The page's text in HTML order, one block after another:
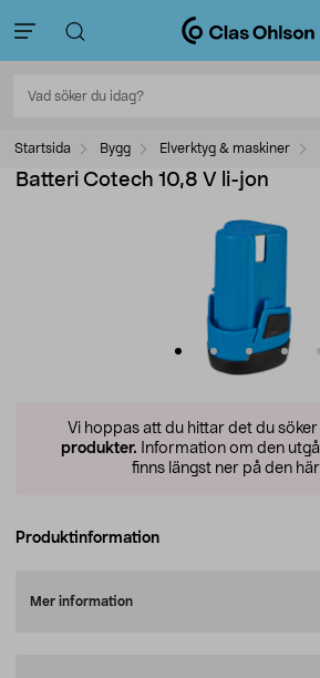
Startsida Bygg Elverktyg & maskiner
Batteri Cotech 10,8 V li-jon
Vi hoppas att du hittar det du
produkter. Information om den
finns längst ner på den
Produktinformation
Mer information